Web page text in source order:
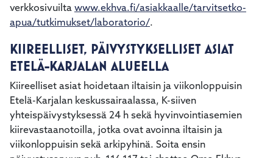
verkkosivuilta www.ekhva.fi/asiakkaalle/tarvitsetko-
apua/tutkimukset/laboratorio/.
KIIREELLISET, PÄIVYSTYKSELLISET ASIAT
ETELÄ-KARJALAN ALUEELLA
Kiireelliset asiat hoidetaan iltaisin ja viikonloppuisin
Etelä-Karjalan keskussairaalassa, K-siiven
yhteispäivystyksessä 24 h sekä hyvinvointiasemien
kiirevastaanotoilla, jotka ovat avoinna iltaisin ja
viikonloppuisin sekä arkipyhinä. Soita ensin